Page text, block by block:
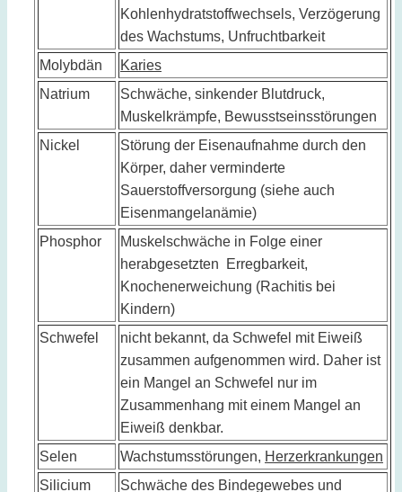
Kohlenhydratstoffwechsels, Verzögerung
des Wachstums, Unfruchtbarkeit
Molybdän
Karies
Natrium
Schwäche, sinkender Blutdruck,
Muskelkrämpfe, Bewusstseinsstörungen
Nickel
Störung der Eisenaufnahme durch den
Körper, daher verminderte
Sauerstoffversorgung (siehe auch
Eisenmangelanämie)
Phosphor
Muskelschwäche in Folge einer
herabgesetzten Erregbarkeit,
Knochenerweichung (Rachitis bei
Kindern)
Schwefel
nicht bekannt, da Schwefel mit Eiweiß
zusammen aufgenommen wird. Daher ist
ein Mangel an Schwefel nur im
Zusammenhang mit einem Mangel an
Eiweiß denkbar.
Selen
Wachstumsstörungen, Herzerkrankungen
Silicium
Schwäche des Bindegewebes und